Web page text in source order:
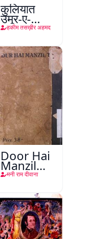
कुलियात
उमूर-ए-
तबीइया
हकीम तसख़ीर अहमद
Door Hai
Manzil
Teri
मनी राम दीवाना